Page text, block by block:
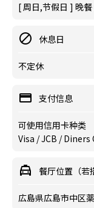
[ 周日,节假日 ] 晚
休息日
不定休
支付信息
可使用信用卡种类
Visa / JCB /
餐厅位置（若
広島県広島市中区